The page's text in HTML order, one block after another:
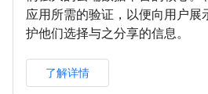
应用所需的验证，以便向用户展
护他们选择与之分享的信息。
了解详情